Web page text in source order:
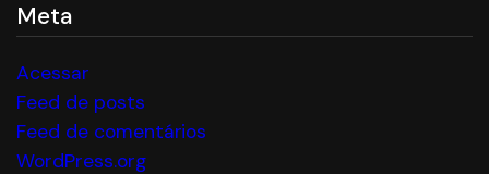
Meta
Acessar
Feed de posts
Feed de comentários
WordPress.org